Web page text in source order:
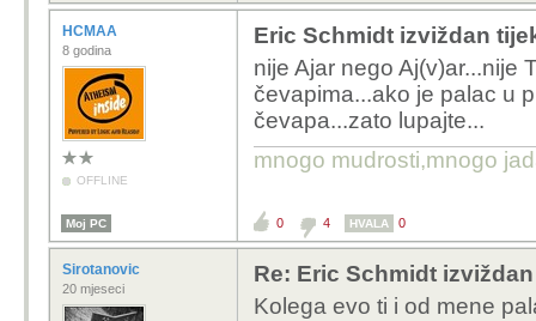
HCMAA
8 godina
OFFLINE
Eric Schmidt izviždan
nije Ajar nego Aj(v)ar...nije
čevapima...ako je palac u
čevapa...zato lupajte...
mnogo mudrosti,mnogo
Moj PC 0 4 HVALA 0
Sirotanovic
20 mjeseci
Re: Eric Schmidt
Kolega evo ti i od mene